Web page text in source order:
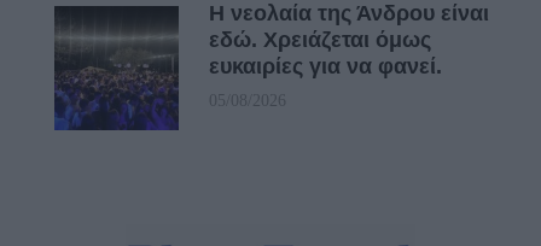
Η νεολαία της Άνδρου είναι
εδώ. Χρειάζεται όμως
ευκαιρίες για να φανεί.
05/08/2026